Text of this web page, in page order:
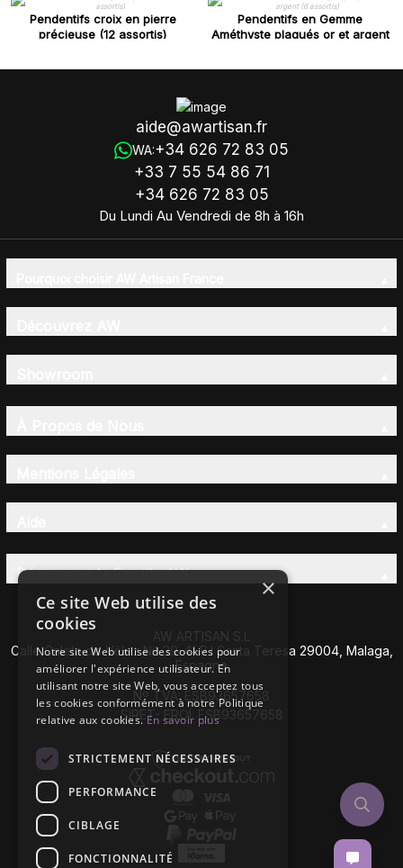
Pendentifs croix en pierre
précieuse (12 assortis)
Pendentifs en Gemme
Améthyste plaqués or et argent
aide@awartisan.fr
WA:+34 626 72 83 05
+33 7 55 54 86 71
+34 626 72 83 05
Du Lundi Au Vendredi de 8h à 16h
Découvrez la Famille AW
AW ARTISAN S.L
Calle Caleta de Vélez Nº 39-41 P.I Santa Teresa 29004, Malaga,
Espagne
Nº TVA: ESB93657658
SIRET- EROI: ESB93657658
×
Ce site Web utilise des
cookies
Notre site Web utilise des cookies pour
améliorer l'expérience utilisateur. En
utilisant notre site Web, vous acceptez tous
les cookies conformément à notre Politique
relative aux cookies.En savoir plus
STRICTEMENT NÉCESSAIRES
PERFORMANCE
CIBLAGE
FONCTIONNALITÉ